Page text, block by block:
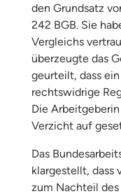
den Grundsatz
242 BGB. Sie
Vergleichs
überzeugte das
geurteilt, dass
rechtswidrige
Die
Verzicht auf
Das
klargestellt, dass
zum Nachteil